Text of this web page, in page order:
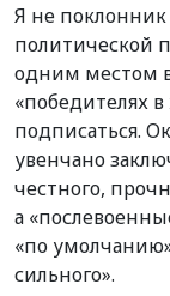
Я не
политической
одним местом
«победителях
подписаться.
увенчано
честного,
а
«по
сильного».